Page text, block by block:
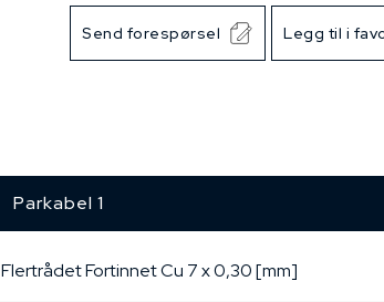
Send forespørsel Legg til i
Parkabel 1
FlertrådetFortinnet Cu 7 x 0,30 [mm]